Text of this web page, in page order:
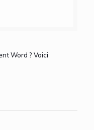
Word ? Voici